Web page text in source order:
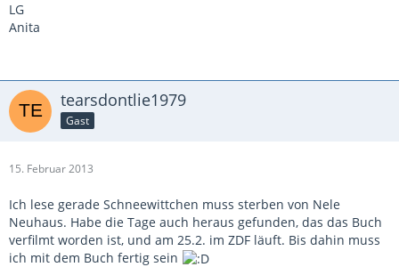
LG
Anita
tearsdontlie1979
Gast
15. Februar 2013
Ich lese gerade Schneewittchen muss sterben von Nele
Neuhaus. Habe die Tage auch heraus gefunden, das das Buch
verfilmt worden ist, und am 25.2. im ZDF läuft. Bis dahin muss
ich mit dem Buch fertig sein